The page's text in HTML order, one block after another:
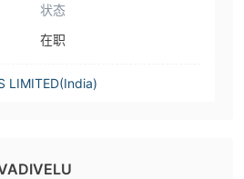
状态
在职
LIMITED(India)